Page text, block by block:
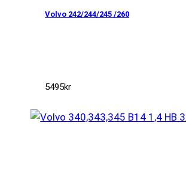
Volvo 242/244/245 /260
5495kr